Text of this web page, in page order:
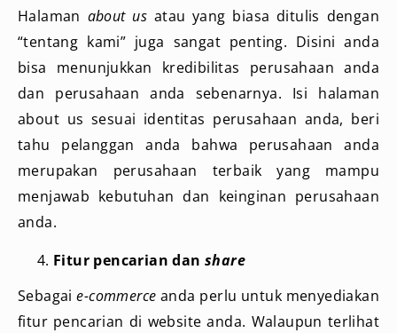
Halaman about us atau yang biasa ditulis dengan
“tentang kami” juga sangat penting. Disini anda
bisa menunjukkan kredibilitas perusahaan anda
dan perusahaan anda sebenarnya. Isi halaman
about us sesuai identitas perusahaan anda, beri
tahu pelanggan anda bahwa perusahaan anda
merupakan perusahaan terbaik yang mampu
menjawab kebutuhan dan keinginan perusahaan
anda.
Fitur pencarian dan share
Sebagaie-commerceanda perlu untuk menyediakan
fitur pencarian di website anda. Walaupun terlihat